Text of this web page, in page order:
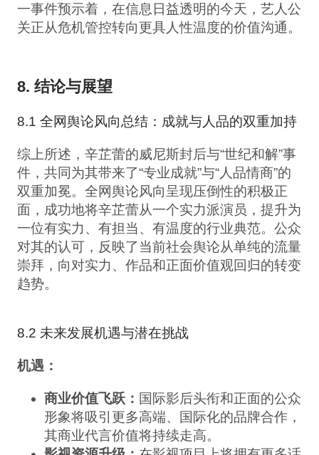
一事件预示着，在信息日益透明的今天，艺人公
关正从危机管控转向更具人性温度的价值沟通。
8. 结论与展望
8.1 全网舆论风向总结：成就与人品的双重加持
综上所述，辛芷蕾的威尼斯封后与“世纪和解”事
件，共同为其带来了“专业成就”与“人品情商”的
双重加冕。全网舆论风向呈现压倒性的积极正
面，成功地将辛芷蕾从一个实力派演员，提升为
一位有实力、有担当、有温度的行业典范。公众
对其的认可，反映了当前社会舆论从单纯的流量
崇拜，向对实力、作品和正面价值观回归的转变
趋势。
8.2 未来发展机遇与潜在挑战
机遇：
商业价值飞跃： 国际影后头衔和正面的公众
形象将吸引更多高端、国际化的品牌合作，
其商业代言价值将持续走高。